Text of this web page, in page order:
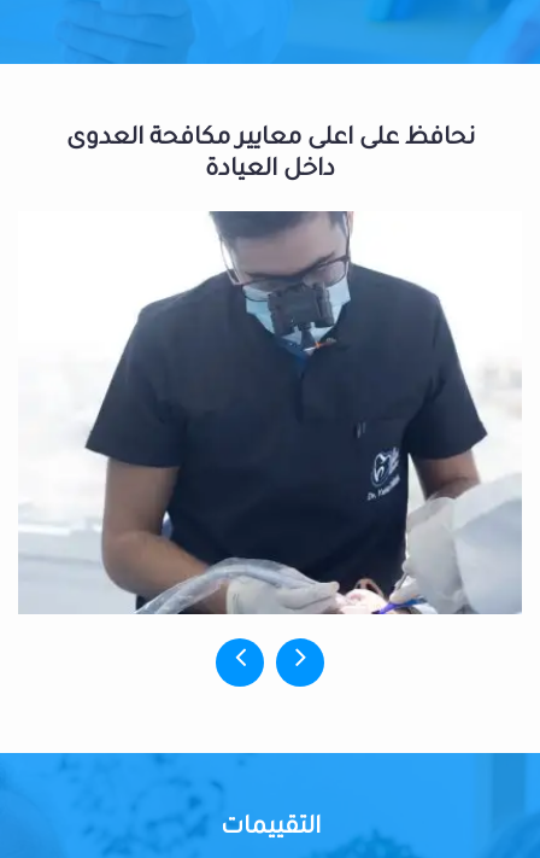
نحافظ على اعلى معايير مكافحة العدوى
داخل العيادة
التقييمات